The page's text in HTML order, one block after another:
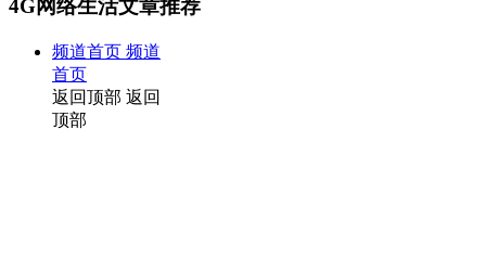
4G网络生活文章推荐
频道首页 频道
首页
返回顶部 返回
顶部